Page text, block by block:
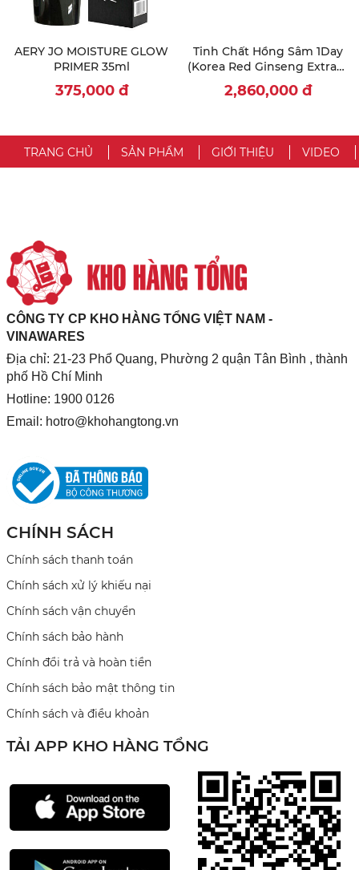
AERY JO MOISTURE GLOW
PRIMER 35ml
375,000 đ
Tinh Chất Hồng Sâm 1Day
(Korea Red Ginseng Extract
Stick) 15ml x 60 gói
2,860,000 đ
TRANG CHỦ SẢN PHẨM GIỚI THIỆU VIDEO
CÔNG TY CP KHO HÀNG TỔNG VIỆT NAM -
VINAWARES
Địa chỉ: 21-23 Phổ Quang, Phường 2 quận Tân Bình , thành
phố Hồ Chí Minh
Hotline: 1900 0126
Email: hotro@khohangtong.vn
CHÍNH SÁCH
Chính sách thanh toán
Chính sách xử lý khiếu nại
Chính sách vận chuyển
Chính sách bảo hành
Chính đổi trả và hoàn tiền
Chính sách bảo mật thông tin
Chính sách và điều khoản
TẢI APP KHO HÀNG TỔNG